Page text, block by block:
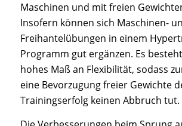
Maschinen und mit freien
Insofern können sich Maschinen-
Freihantelübungen in einem
Programm gut ergänzen. Es
hohes Maß an Flexibilität, sodass
eine Bevorzugung freier Gewichte
Trainingserfolg keinen Abbruch tut.